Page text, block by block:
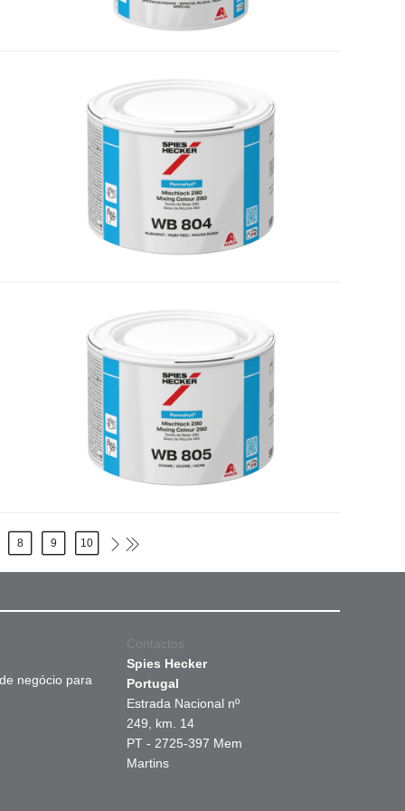
8 9 10
negócio para
Contactos
Spies Hecker
Portugal
Estrada Nacional nº
249, km. 14
PT - 2725-397 Mem
Martins